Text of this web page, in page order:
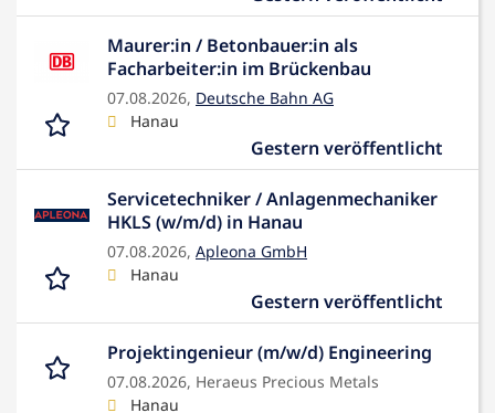
Maurer:in / Betonbauer:in als
Facharbeiter:in im Brückenbau
07.08.2026, Deutsche Bahn AG
Hanau
Gestern veröffentlicht
Servicetechniker / Anlagenmechaniker
HKLS (w/m/d) in Hanau
07.08.2026, Apleona GmbH
Hanau
Gestern veröffentlicht
Projektingenieur (m/w/d) Engineering
07.08.2026, Heraeus Precious Metals
Hanau